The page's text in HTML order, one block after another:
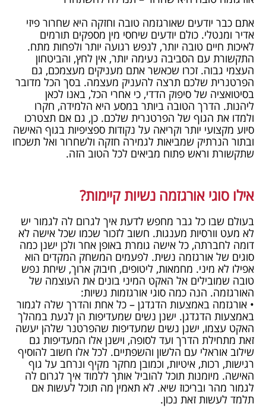
אתם כבר יודעים שאורגזמה טובה וחזקה היא שחרור פיזי
אדיר ומנטלי. כולם יודעים שיחסי מין מספקים תורמים
לאיכות חיים טובה יותר, לנפש רגועה יותר ולפחות מתח.
התקשורת עם הסביבה נעימה יותר, אין לחץ, והביטחון
העצמי גבוה. זכרו שכאשר אתם מעניקים מעצמכם, גם
הפרטנרית שלכם תרצה להעניק מעצמה. בסך הכל מדובר
בסיטואציה של סיפוק הדדי, כי אחרי הכל, באנו לכאן
ליהנות. הדרך הטובה ביותר במסע היא הלמידה, חקרו
ולמדו את הגוף של הפרטנרית שלכם. כן, גם אם תצטרכו
סיוע מקצועי יותר וקריאה על נקודות ספציפיות בגוף האישה
ובתור הנרתיק שמביאות לגמירה חזקה ולשחרור ואל תשכחו
שתקשורת וראש פתוח מביאים לכל הטוב הזה.
אילו סוגי אורגזמה נשיות קיימות?
בעולם שבו כל גבר מחפש לדעת איך לגרום לה לגמור יש
לא מעט וורסיות מענגות. חשוב לזכור שכמו שכל אישה לא
דומה לחברתה, כל אישה גומרת באופן אחר ולכן ישנן כמה
סוגים של אורגזמה נשית. לפעמים המשחק המקדים הוא
אפילו לא מיני. מחמאות, ליטופים, חיבוק ארוך, שיחת נפש
טובה שמובילים אל האקט המיני בונים את העוצמה של
האורגזמה. הנה כמה סוגי אורגזמות נשיות:
• אורגזמה באמצעות הדגדגן – כל אחת והדרך שלה לגמור
באמצעות הדגדגן. ישנן נשים שמעדיפות הן לגעת במהלך
האקט עצמו, ישנן נשים שמעדיפות שהפרטנר שלהן יעשה
זאת מתחילת הדרך ועד לסופה, וישנן אלו המעדיפות גם
שילוב אוראלי עם הלשון והשפתיים. לכל אלו חשוב להוסיף
רגישות, רכות, איטיות, וכמובן מחקר מקיף ונרחב על גוף
האישה. מיומנות תוכל להוביל אותך ללמוד איך לגרום לה
לגמור מהר ובריכוז שיא. לא תאמין מה תוכל לעשות אם
תלמד לעשות זאת נכון.